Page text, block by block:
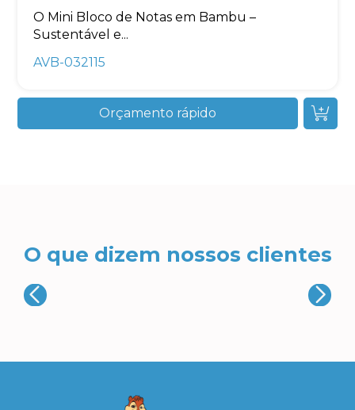
O Mini Bloco de Notas em Bambu –
Sustentável e...
AVB-032115
Orçamento rápido
O que dizem nossos clientes